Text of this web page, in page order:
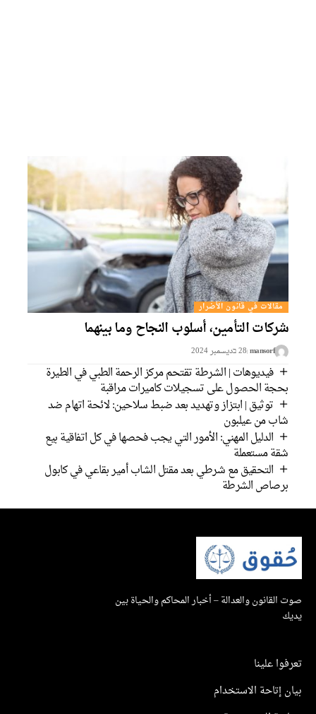
مقالات في قانون الأضرار
شركات التأمين، أسلوب النجاح وما بينهما
mansorf 28 בديسمبر 2024
فيديوهات | الشرطة تقتحم مركز الرحمة الطبي في الطيرة
بحجة الحصول على تسجيلات كاميرات مراقبة
توثيق | ابتزاز وتهديد بعد ضبط سلاحين: لائحة اتهام ضد
شاب من عيلبون
الدليل المهني: الأمور التي يجب فحصها في كل اتفاقية بيع
شقة مستعملة
التحقيق مع شرطي بعد مقتل الشاب أمير بقاعي في كابول
برصاص الشرطة
صوت القانون والعدالة – أخبار المحاكم والحياة بين
يديك
تعرفوا علينا
بيان إتاحة الاستخدام